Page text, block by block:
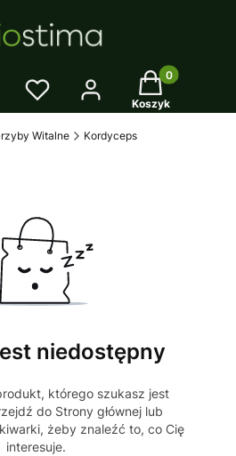
wyszukiwarkę Twój koszyk:
Koszyk
Witalne Kordyceps
niedostępny
którego szukasz jest
do Strony głównej lub
żeby znaleźć to, co Cię
interesuje.